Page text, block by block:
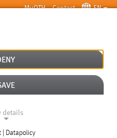
MyOTH Contact EN
NOW
details
| Datapolicy